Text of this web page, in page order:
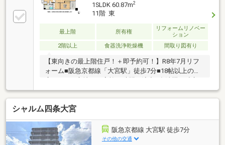
1SLDK 60.87m2
11階 東
最上階 所有権
リフォームリノベー
ション
2階以上
食器洗浄乾燥機 間取り図有り
【東向きの最上階住戸！＋即予約可！】R8年7月リフ
ォーム■阪急京都線「大宮駅」徒歩7分■18帖以上の
ッチンなど日々の家事を支える設備充実
シャルム四条大宮
阪急京都線 大宮駅 徒歩7分
その他の交通